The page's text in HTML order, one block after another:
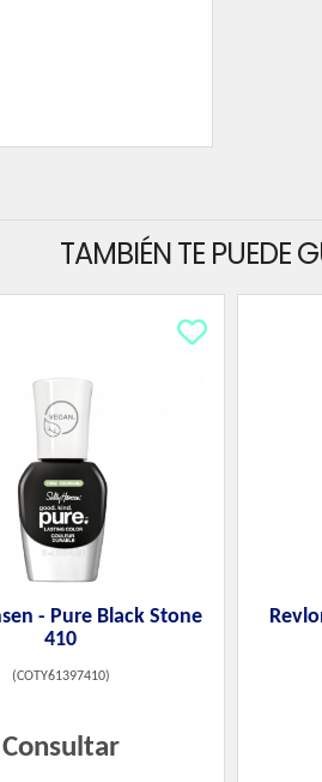
TAMBIÉN TE PUEDE
- Pure Black Stone
410
(COTY61397410)
Consultar